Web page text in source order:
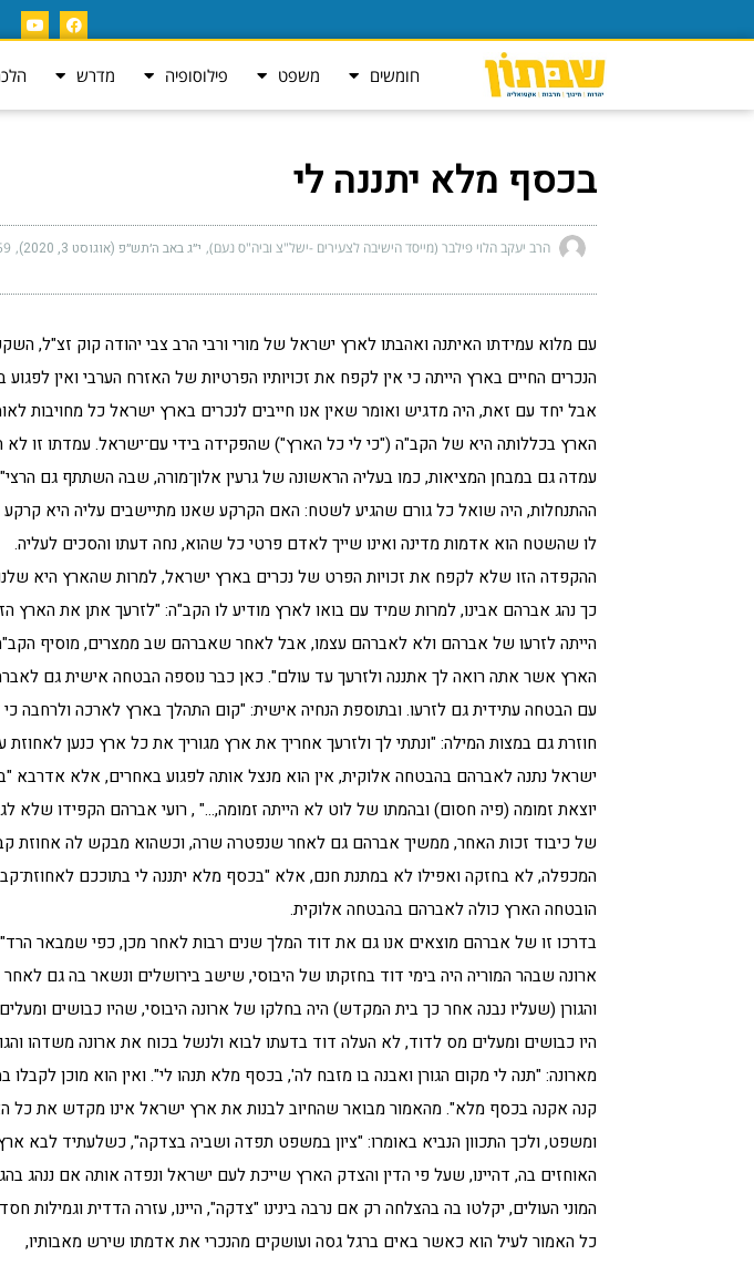
חומשים משפט פילוסופיה מדרש
בכסף מלא יתננה לי
הרב יעקב הלוי פילבר (מייסד הישיבה לצעירים -ישל"צ וביה"ס נעם) י״ג באב ה׳תש״פ (אוגוסט 3, 2020)
עם מלוא עמידתו האיתנה ואהבתו לארץ ישראל של מורי ורבי הרב צבי יהודה קוק זצ"ל,
הנכרים החיים בארץ הייתה כי אין לקפח את זכויותיו הפרטיות של האזרח הערבי ואין
אבל יחד עם זאת, היה מדגיש ואומר שאין אנו חייבים לנכרים בארץ ישראל כל מחויבות
הארץ בכללותה היא של הקב"ה ("כי לי כל הארץ") שהפקידה בידי עם־ישראל. עמדתו זו לא
עמדה גם במבחן המציאות, כמו בעליה הראשונה של גרעין אלון־מורה, שבה השתתף גם
ההתנחלות, היה שואל כל גורם שהגיע לשטח: האם הקרקע שאנו מתיישבים עליה היא
לו שהשטח הוא אדמות מדינה ואינו שייך לאדם פרטי כל שהוא, נחה דעתו והסכים לעליה.
ההקפדה הזו שלא לקפח את זכויות הפרט של נכרים בארץ ישראל, למרות שהארץ היא
כך נהג אברהם אבינו, למרות שמיד עם בואו לארץ מודיע לו הקב"ה: "לזרעך אתן את הארץ
הייתה לזרעו של אברהם ולא לאברהם עצמו, אבל לאחר שאברהם שב ממצרים, מוסיף
הארץ אשר אתה רואה לך אתננה ולזרעך עד עולם". כאן כבר נוספה הבטחה אישית גם
עם הבטחה עתידית גם לזרעו. ובתוספת הנחיה אישית: "קום התהלך בארץ לארכה ולרחבה
חוזרת גם במצות המילה: "ונתתי לך ולזרעך אחריך את ארץ מגוריך את כל ארץ כנען לאחוזת
ישראל נתנה לאברהם בהבטחה אלוקית, אין הוא מנצל אותה לפגוע באחרים, אלא אדרבא
יוצאת זמומה (פיה חסום) ובהמתו של לוט לא הייתה זמומה,…" , רועי אברהם הקפידו שלא
של כיבוד זכות האחר, ממשיך אברהם גם לאחר שנפטרה שרה, וכשהוא מבקש לה אחוזת
המכפלה, לא בחזקה ואפילו לא במתנת חנם, אלא "בכסף מלא יתננה לי בתוככם
הובטחה הארץ כולה לאברהם בהבטחה אלוקית.
בדרכו זו של אברהם מוצאים אנו גם את דוד המלך שנים רבות לאחר מכן, כפי שמבאר
ארונה שבהר המוריה היה בימי דוד בחזקתו של היבוסי, שישב בירושלים ונשאר בה גם
והגורן (שעליו נבנה אחר כך בית המקדש) היה בחלקו של ארונה היבוסי, שהיו כבושים
היו כבושים ומעלים מס לדוד, לא העלה דוד בדעתו לבוא ולנשל בכוח את ארונה משדהו
מארונה: "תנה לי מקום הגורן ואבנה בו מזבח לה', בכסף מלא תנהו לי". ואין הוא מוכן
קנה אקנה בכסף מלא". מהאמור מבואר שהחיוב לבנות את ארץ ישראל אינו מקדש את כל
ומשפט, ולכך התכוון הנביא באומרו: "ציון במשפט תפדה ושביה בצדקה", כשלעתיד לבא
האוחזים בה, דהיינו, שעל פי הדין והצדק הארץ שייכת לעם ישראל ונפדה אותה אם ננהג
המוני העולים, יקלטו בה בהצלחה רק אם נרבה בינינו "צדקה", היינו, עזרה הדדית וגמילות
כל האמור לעיל הוא כאשר באים ברגל גסה ועושקים מהנכרי את אדמתו שירש מאבותיו,